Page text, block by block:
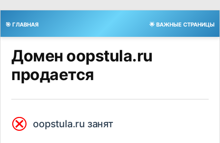
🎯 ГЛАВНАЯ 🌟 ВАЖНЫЕ СТРАНИЦЫ
Домен oopstula.ru
продается
⮿ oopstula.ru занят